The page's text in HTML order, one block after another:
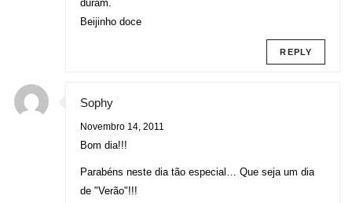
duram.
Beijinho doce
REPLY
Sophy
Novembro 14, 2011
Bom dia!!!
Parabéns neste dia tão especial… Que seja um dia
de "Verão"!!!